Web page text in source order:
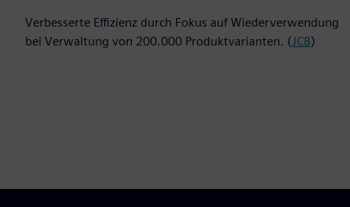
Verbesserte Effizienz durch Fokus auf Wiederverwendung
bei Verwaltung von 200.000 Produktvarianten. (JCB)